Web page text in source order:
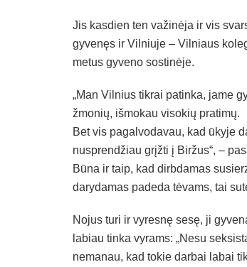
Jis kasdien ten važinėja ir vis
gyvenęs ir Vilniuje – Vilniaus
metus gyveno sostinėje.
„Man Vilnius tikrai patinka, jame
žmonių, išmokau visokių pratimų.
Bet vis pagalvodavau, kad ūkyje
nusprendžiau grįžti į Biržus“, –
Būna ir taip, kad dirbdamas
darydamas padeda tėvams, tai
Nojus turi ir vyresnę sesę, ji
labiau tinka vyrams: „Nesu
nemanau, kad tokie darbai labai